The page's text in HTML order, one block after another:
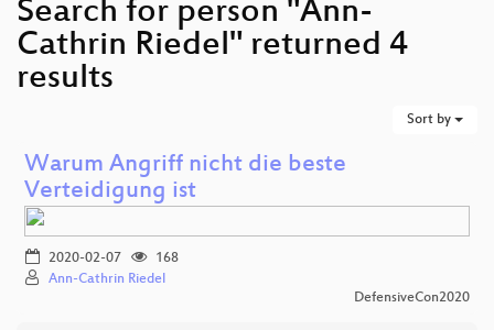
Search for person "Ann-
Cathrin Riedel" returned 4
results
Sort by
Warum Angriff nicht die beste
Verteidigung ist
2020-02-07
168
Ann-Cathrin Riedel
DefensiveCon2020